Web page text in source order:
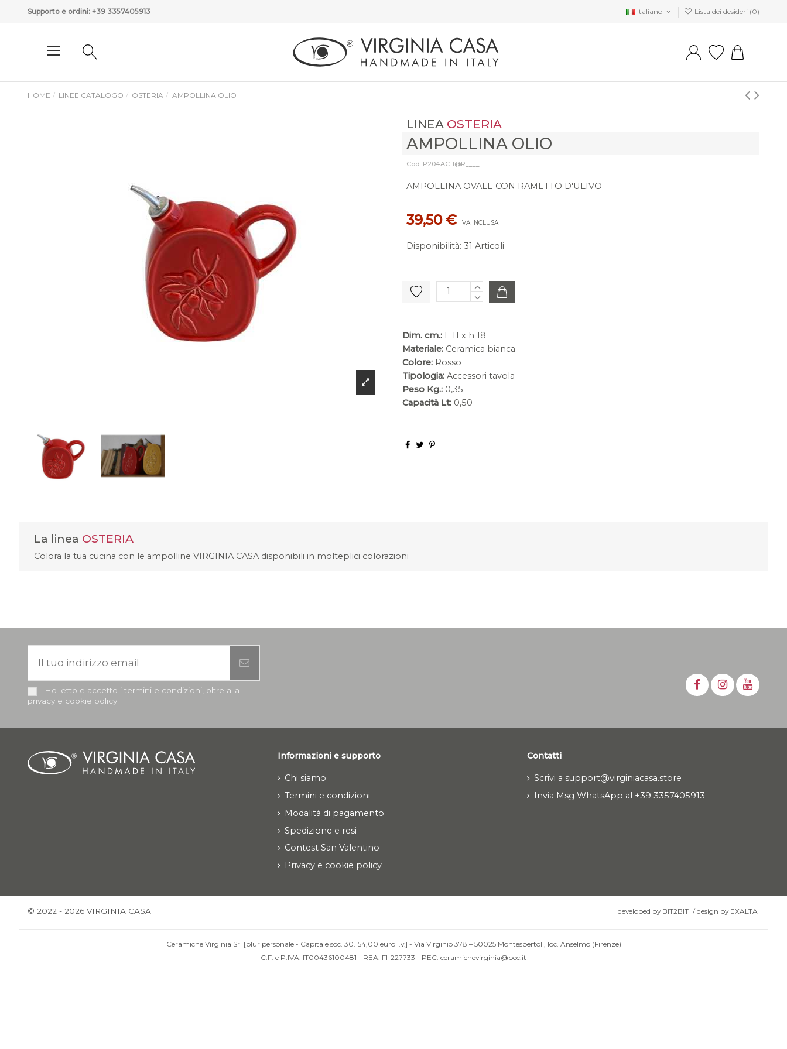
Supporto e ordini: +39 3357405913 Italiano Lista dei desideri (0)
HOME LINEE CATALOGO OSTERIA AMPOLLINA OLIO
LINEA OSTERIA
AMPOLLINA OLIO
Cod: P204AC-1@R____
AMPOLLINA OVALE CON RAMETTO D'ULIVO
39,50 € IVA INCLUSA
Disponibilità: 31 Articoli
Dim. cm.: L 11 x h 18
Materiale: Ceramica bianca
Colore: Rosso
Tipologia: Accessori tavola
Peso Kg.: 0,35
Capacità Lt: 0,50
La linea OSTERIA
Colora la tua cucina con le ampolline VIRGINIA CASA disponibili in molteplici colorazioni
Ho letto e accetto i termini e condizioni, oltre alla
privacy e cookie policy
Informazioni e supporto
Chi siamo
Termini e condizioni
Modalità di pagamento
Spedizione e resi
Contest San Valentino
Privacy e cookie policy
Contatti
Scrivi a support@virginiacasa.store
Invia Msg WhatsApp al +39 3357405913
© 2022 - 2026 VIRGINIA CASA developed by BIT2BIT /design by EXALTA
Ceramiche Virginia Srl [pluripersonale - Capitale soc. 30.154,00 euro i.v.] - Via Virginio 378 – 50025 Montespertoli, loc. Anselmo (Firenze)
C.F. e P.IVA: IT00436100481 - REA: FI-227733 - PEC: ceramichevirginia@pec.it